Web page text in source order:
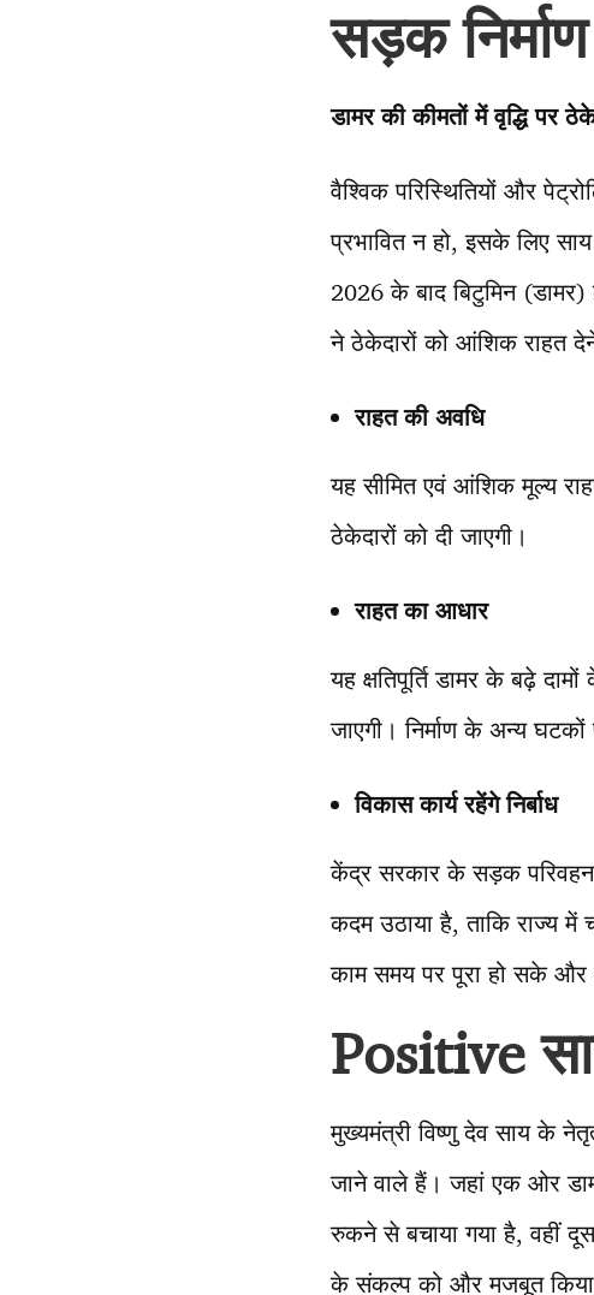
सड़क निर्माण
डामर की कीमतों में वृद्धि पर
वैश्विक परिस्थितियों और
प्रभावित न हो, इसके लिए
2026 के बाद बिटुमिन
ने ठेकेदारों को आंशिक राहत
राहत की अवधि
यह सीमित एवं आंशिक मूल्य
ठेकेदारों को दी जाएगी।
राहत का आधार
यह क्षतिपूर्ति डामर के बढ़े
जाएगी। निर्माण के अन्य
विकास कार्य रहेंगे निर्बाध
केंद्र सरकार के सड़क परिवहन
कदम उठाया है, ताकि राज्य
काम समय पर पूरा हो सके
Positive
मुख्यमंत्री विष्णु देव साय के
जाने वाले हैं। जहां एक ओर
रुकने से बचाया गया है, वहीं
के संकल्प को और मजबूत किया